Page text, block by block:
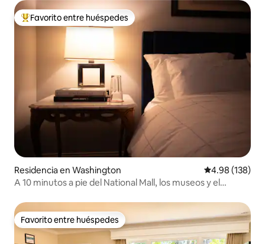
De los mejores en Favorito entre huéspedes
Favorito entre huéspedes
Residencia en Washington Calificación
4.98 (138)
A 10 minutos a pie del National Mall, los museos y el
Favorito entre huéspedes
Favorito entre huéspedes